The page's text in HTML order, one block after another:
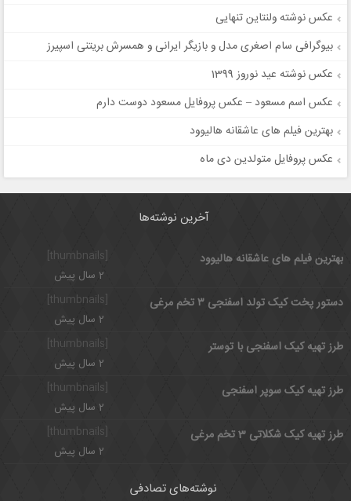
عکس نوشته ولنتاین تنهایی
بیوگرافی سام اصغری مدل و بازیگر ایرانی و همسرش بریتنی اسپیرز
عکس نوشته عید نوروز 1399
عکس اسم مسعود – عکس پروفایل مسعود دوست دارم
بهترین فیلم های عاشقانه هالیوود
عکس پروفایل متولدین دی ماه
آخرین نوشته‌ها
بهترین فیلم های عاشقانه هالیوود
2 سال پیش
[thumbnails]
دستور پخت کیک تولد اسفنجی ۳ تخم مرغی
2 سال پیش
طرز تهیه کیک اسفنجی با توستر
2 سال پیش
[thumbnails]
طرز تهیه کیک سوپر اسفنجی
2 سال پیش
طرز تهیه کیک شکلاتی 3 تخم مرغی
2 سال پیش
نوشته‌های تصادفی